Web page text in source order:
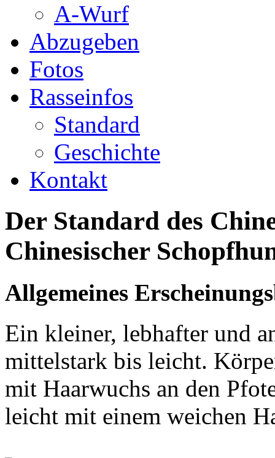
A-Wurf
Abzugeben
Fotos
Rasseinfos
Standard
Geschichte
Kontakt
Der Standard des
Chinesischer
Allgemeines
Ein kleiner, lebhafter und
mittelstark bis leicht.
mit Haarwuchs an den
leicht mit einem weichen